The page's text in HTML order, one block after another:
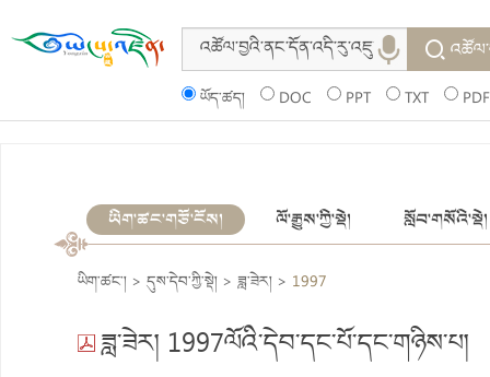
ཡོད་ཚད། DOC PPT TXT PDF
ཡིག་ཚང་གཙོ་ངོས། ལོ་རྒྱུས་ཀྱི་སྡེ། སློབ་གསོའི་སྡེ།
ཡིག་ཚང་། > དུས་དེབ་ཀྱི་སྡེ། > ཟླ་ཟེར། > 1997
ཟླ་ཟེར། 1997ལོའི་དེབ་དང་པོ་དང་གཉིས་པ།